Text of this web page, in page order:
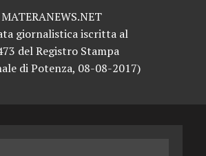
MATERANEWS.NET
giornalistica iscritta al
del Registro Stampa
di Potenza, 08-08-2017)